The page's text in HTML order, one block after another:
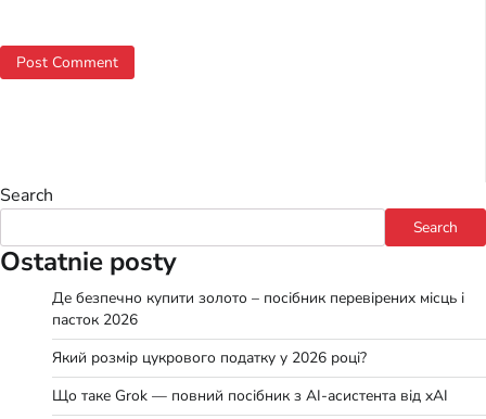
Search
Search
Ostatnie posty
Де безпечно купити золото – посібник перевірених місць і
пасток 2026
Який розмір цукрового податку у 2026 році?
Що таке Grok — повний посібник з AI-асистента від xAI